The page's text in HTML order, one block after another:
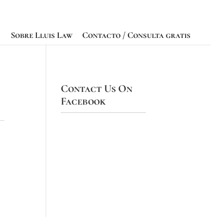
Sobre Lluis Law Contacto / Consulta gratis
Contact Us On
Facebook